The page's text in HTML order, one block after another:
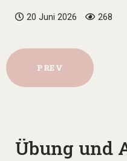
20 Juni 2026 268
PREV
Übung und